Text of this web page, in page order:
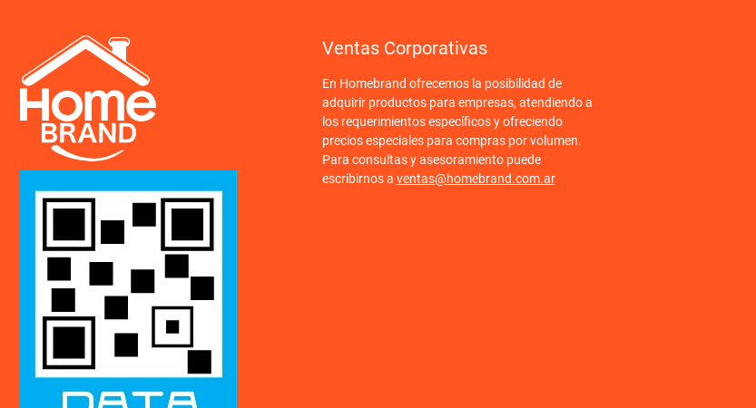
Ventas Corporativas
En Homebrand ofrecemos la posibilidad de
adquirir productos para empresas, atendiendo a
los requerimientos específicos y ofreciendo
precios especiales para compras por volumen.
Para consultas y asesoramiento puede
escribirnos a ventas@homebrand.com.ar